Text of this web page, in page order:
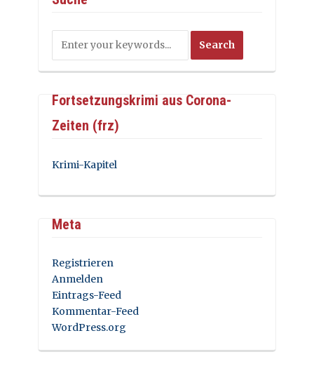
Fortsetzungskrimi aus Corona-
Zeiten (frz)
Krimi-Kapitel
Meta
Registrieren
Anmelden
Eintrags-Feed
Kommentar-Feed
WordPress.org